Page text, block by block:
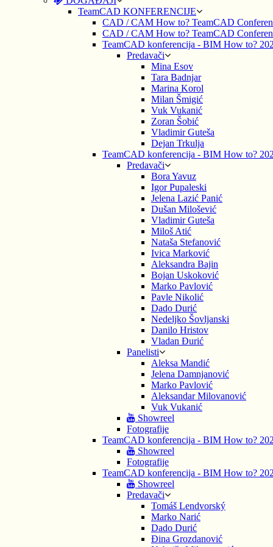
TeamCAD KONFERENCIJE
CAD / CAM How to? TeamCAD
CAD / CAM How to? TeamCAD
TeamCAD konferencija - BIM How to?
Predavači
Mina Esov
Tara Badnjar
Marina Korol
Milan Šmigić
Vuk Vukanić
Zoran Šobić
Vladimir Guteša
Dejan Trkulja
TeamCAD konferencija - BIM How to?
Predavači
Bora Yavuz
Igor Pupaleski
Jelena Lazić Panić
Dušan Milošević
Vladimir Guteša
Miloš Atić
Nataša Stefanović
Ivica Marković
Aleksandra Bajin
Bojan Uskoković
Marko Pavlović
Pavle Nikolić
Dado Durić
Nedeljko Šovljanski
Danilo Hristov
Vladan Đurić
Panelisti
Aleksa Mandić
Jelena Damnjanović
Marko Pavlović
Aleksandar Milovanović
Vuk Vukanić
Showreel
Fotografije
TeamCAD konferencija - BIM How to?
Showreel
Fotografije
TeamCAD konferencija - BIM How to?
Showreel
Predavači
Tomáš Lendvorský
Marko Narić
Dado Durić
Đina Grozdanović